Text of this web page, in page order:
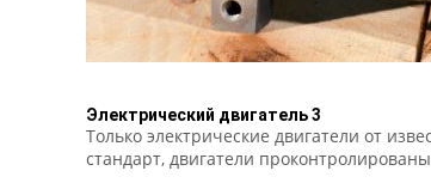
Электрический двигатель 3
Только электрические двигатели от
стандарт, двигатели